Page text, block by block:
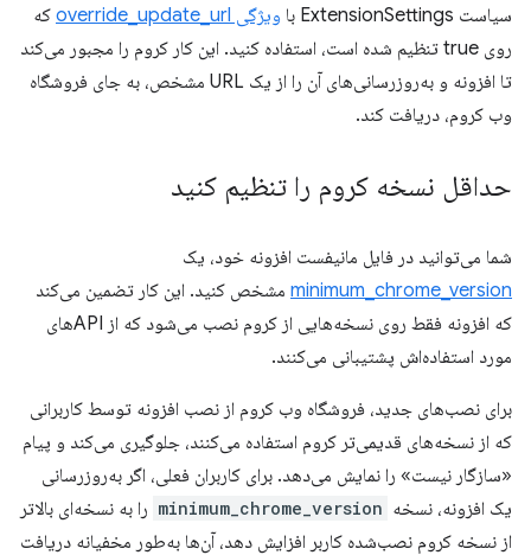
سیاست ExtensionSettings با
ویژگی override_update_url
که
روی true تنظیم شده است، استفاده کنید. این کار کروم را مجبور می‌کند
تا افزونه و به‌روزرسانی‌های آن را از یک URL مشخص، به جای فروشگاه
وب کروم، دریافت کند.
حداقل نسخه کروم را تنظیم کنید
شما می‌توانید در فایل مانیفست افزونه خود، یک
minimum_chrome_version مشخص کنید. این کار تضمین می‌کند
که افزونه فقط روی نسخه‌هایی از کروم نصب می‌شود که از APIهای
مورد استفاده‌اش پشتیبانی می‌کنند.
برای نصب‌های جدید، فروشگاه وب کروم از نصب افزونه توسط کاربرانی
که از نسخه‌های قدیمی‌تر کروم استفاده می‌کنند، جلوگیری می‌کند و پیام
«سازگار نیست» را نمایش می‌دهد. برای کاربران فعلی، اگر به‌روزرسانی
یک افزونه، نسخه minimum_chrome_version را به نسخه‌ای بالاتر
از نسخه کروم نصب‌شده کاربر افزایش دهد، آن‌ها به‌طور مخفیانه دریافت